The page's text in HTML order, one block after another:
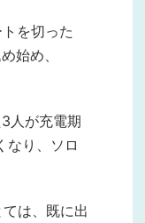
を切った
始め、
人が充電期
なり、ソロ
は、既に出